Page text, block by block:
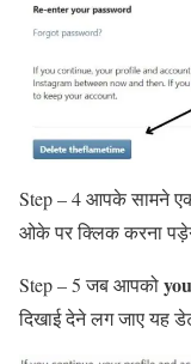
Step – 4 आपके सामने
ओके पर क्लिक करना
Step – 5 जब आपको
दिखाई देने लग जाए यह